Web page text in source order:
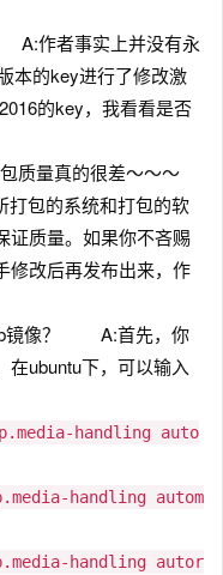
作者事实上并没有永
本的key进行了修改激
的key，我看看是否
质量真的很差～～～
包的系统和打包的软
证质量。如果你不吝赐
修改后再发布出来，作
镜像？ A:首先，你
在ubuntu下，可以输入
handling auto
handling autom
handling autor